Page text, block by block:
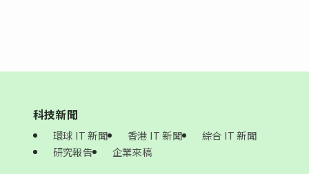
科技新聞
環球 IT 新聞 香港 IT 新聞
綜合 IT 新聞
研究報告
企業來稿